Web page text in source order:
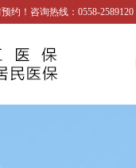
约！咨询热线：0558-2589120